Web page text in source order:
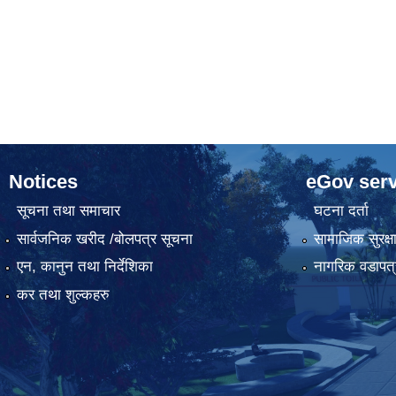
Notices
सूचना तथा समाचार
सार्वजनिक खरीद /बोलपत्र सूचना
एन, कानुन तथा निर्देशिका
कर तथा शुल्कहरु
eGov
घटना दर्ता
सामाजिक सुरक्षा
नागरिक